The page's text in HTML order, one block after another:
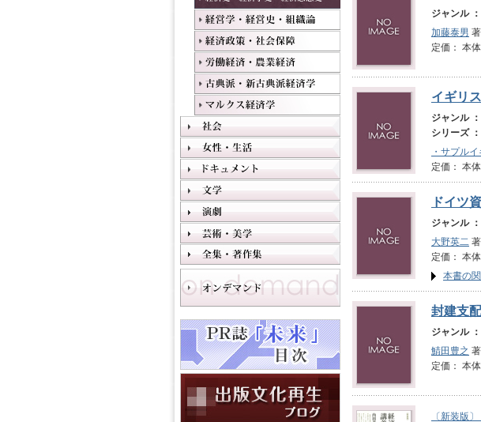
ジャンル ：
加藤泰男 著
定価： 本
イギリ
ジャンル ：
シリーズ ：
・サプル
定価： 本
ドイツ
ジャンル ：
大野英二 著
定価： 本
本書の
封建支
ジャンル ：
鯖田豊之 著
定価： 本
〔新装版〕